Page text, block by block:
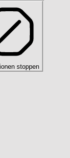
stoppen